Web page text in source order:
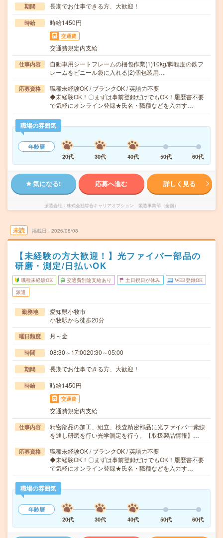
期間 長期でお仕事できる方、大歓迎！
時給 時給1450円
交通費
交通費規定内支給
仕事内容
自動車用シートフレームの梱包作業(1)10kg/脚程度の鉄フ
レームをビニール袋に入れる(2)個包装用…
応募資格
職種未経験OK / ブランクOK / 英語力不要
◆未経験OK！〇まずは事前登録だけでもOK！履歴書不要
で気軽にオンライン登録★氏名・職種などを入力す…
職場の雰囲気
年齢層
20代
30代 40代 50代 60代
気になる! 応募へ進む 詳しく見る
派遣会社 株式会社綜合キャリアオプション 製造事業部（全国）
未読 掲載日 2026/08/08
【未経験の方大歓迎！】光ファイバー部品の
研磨・測定/日払いOK
職種未経験OK 交通費別途支給あり 土日祝日が休み WEB登録OK
派遣
勤務地
愛知県小牧市
小牧駅から徒歩20分
曜日頻度 月～金
時間 08:30～17:0020:30～05:00
期間 長期でお仕事できる方、大歓迎！
時給 時給1450円
交通費
交通費規定内支給
仕事内容
精密部品の加工、組立、検査精密部品に光ファイバー素線
を通し研磨を行い光学測定を行う。【取扱製品情報】…
応募資格
職種未経験OK / ブランクOK / 英語力不要
◆未経験OK！〇まずは事前登録だけでもOK！履歴書不要
で気軽にオンライン登録★氏名・職種などを入力す…
職場の雰囲気
年齢層
20代
30代 40代 50代 60代